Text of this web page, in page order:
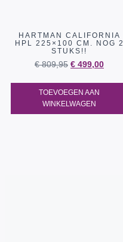
HARTMAN CALIFORNIA
HPL 225×100 CM. NOG 2
STUKS!!
€809,95 € 499,00
TOEVOEGEN AAN
WINKELWAGEN